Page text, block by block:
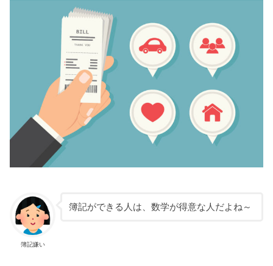
簿記嫌い
簿記ができる人は、数学が得意な人だよね～